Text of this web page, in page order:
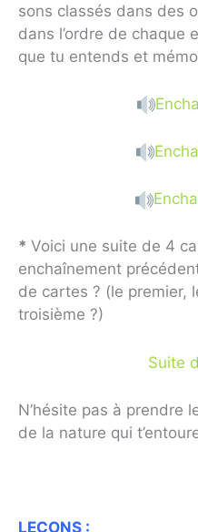
sons classés dans des
dans l’ordre de chaque
que tu entends et
* Voici une suite de 4
enchaînement
de cartes ? (le premier,
troisième ?)
Suite
N’hésite pas à prendre
de la nature qui
LEÇONS :